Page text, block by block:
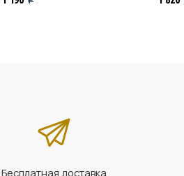
Бесплатная доставка